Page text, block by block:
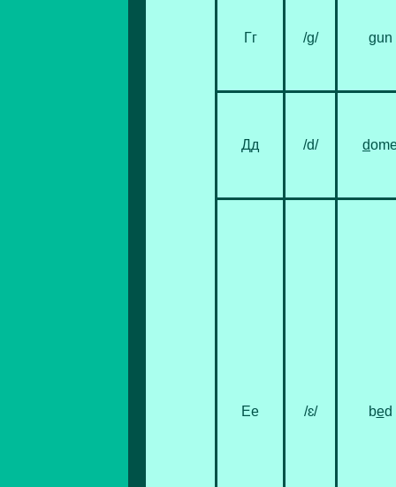
Гг /ɡ/ gun
Дд /d/ d
Ее /ɛ/ bed